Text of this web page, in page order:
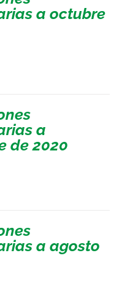
a octubre
a
de 2020
a agosto